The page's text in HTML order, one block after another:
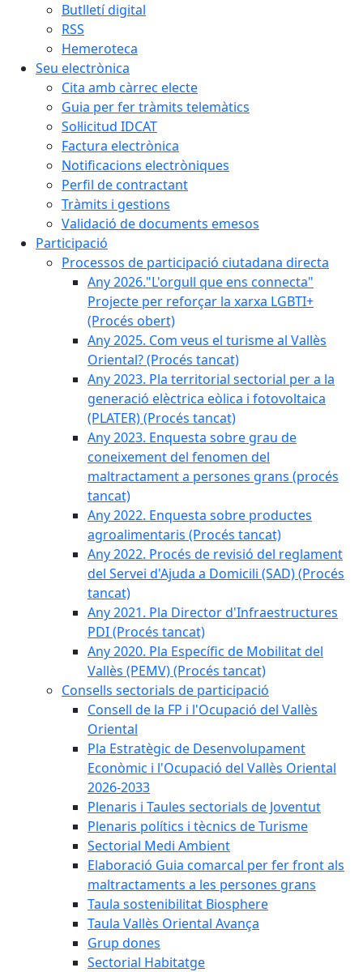
Butlletí digital
RSS
Hemeroteca
Seu electrònica
Cita amb càrrec electe
Guia per fer tràmits telemàtics
Sol·licitud IDCAT
Factura electrònica
Notificacions electròniques
Perfil de contractant
Tràmits i gestions
Validació de documents emesos
Participació
Processos de participació ciutadana directa
Any 2026."L'orgull que ens connecta"
Projecte per reforçar la xarxa LGBTI+
(Procés obert)
Any 2025. Com veus el turisme al Vallès
Oriental? (Procés tancat)
Any 2023. Pla territorial sectorial per a la
generació elèctrica eòlica i fotovoltaica
(PLATER) (Procés tancat)
Any 2023. Enquesta sobre grau de
coneixement del fenomen del
maltractament a persones grans (procés
tancat)
Any 2022. Enquesta sobre productes
agroalimentaris (Procés tancat)
Any 2022. Procés de revisió del reglament
del Servei d'Ajuda a Domicili (SAD) (Procés
tancat)
Any 2021. Pla Director d'Infraestructures
PDI (Procés tancat)
Any 2020. Pla Específic de Mobilitat del
Vallès (PEMV) (Procés tancat)
Consells sectorials de participació
Consell de la FP i l'Ocupació del Vallès
Oriental
Pla Estratègic de Desenvolupament
Econòmic i l'Ocupació del Vallès Oriental
2026-2033
Plenaris i Taules sectorials de Joventut
Plenaris polítics i tècnics de Turisme
Sectorial Medi Ambient
Elaboració Guia comarcal per fer front als
maltractaments a les persones grans
Taula sostenibilitat Biosphere
Taula Vallès Oriental Avança
Grup dones
Sectorial Habitatge